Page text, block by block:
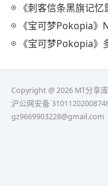
《刺客信条黑旗记忆重
《宝可梦Pokopia》
《宝可梦Pokopia》
Copyright @ 2026 MT分享
沪公网安备
gz9669903228@gmail.com